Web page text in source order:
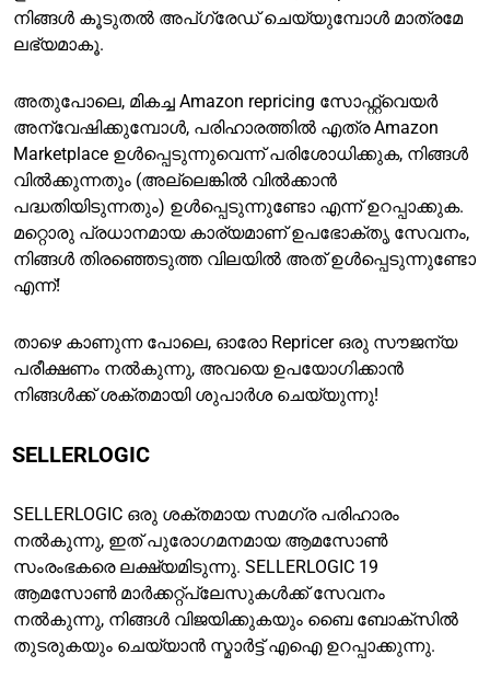
നിങ്ങൾ കൂടുതൽ അപ്ഗ്രേഡ് ചെയ്യുമ്പോൾ മാത്രമേ
ലഭ്യമാകൂ.
അതുപോലെ, മികച്ച Amazon repricing സോഫ്റ്റ്‌വെയർ
അന്വേഷിക്കുമ്പോൾ, പരിഹാരത്തിൽ എത്ര Amazon
Marketplace ഉൾപ്പെടുന്നുവെന്ന് പരിശോധിക്കുക, നിങ്ങൾ
വിൽക്കുന്നതും (അല്ലെങ്കിൽ വിൽക്കാൻ
പദ്ധതിയിടുന്നതും) ഉൾപ്പെടുന്നുണ്ടോ എന്ന് ഉറപ്പാക്കുക.
മറ്റൊരു പ്രധാനമായ കാര്യമാണ് ഉപഭോക്തൃ സേവനം,
നിങ്ങൾ തിരഞ്ഞെടുത്ത വിലയിൽ അത് ഉൾപ്പെടുന്നുണ്ടോ
എന്ന്!
താഴെ കാണുന്ന പോലെ, ഓരോ Repricer ഒരു സൗജന്യ
പരീക്ഷണം നൽകുന്നു, അവയെ ഉപയോഗിക്കാൻ
നിങ്ങൾക്ക് ശക്തമായി ശുപാർശ ചെയ്യുന്നു!
SELLERLOGIC
SELLERLOGIC ഒരു ശക്തമായ സമഗ്ര പരിഹാരം
നൽകുന്നു, ഇത് പുരോഗമനമായ ആമസോൺ
സംരംഭകരെ ലക്ഷ്യമിടുന്നു. SELLERLOGIC 19
ആമസോൺ മാർക്കറ്റ്‌പ്ലേസുകൾക്ക് സേവനം
നൽകുന്നു, നിങ്ങൾ വിജയിക്കുകയും ബൈ ബോക്സിൽ
തുടരുകയും ചെയ്യാൻ സ്മാർട്ട് എഐ ഉറപ്പാക്കുന്നു.